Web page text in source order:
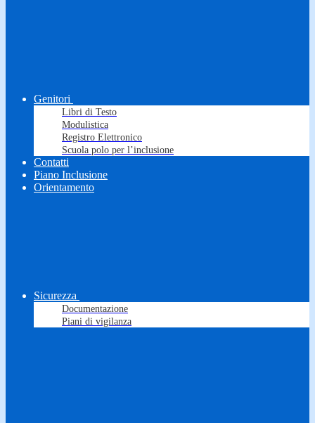
Genitori
Libri di Testo
Modulistica
Registro Elettronico
Scuola polo per l’inclusione
Contatti
Piano Inclusione
Orientamento
Sicurezza
Documentazione
Piani di vigilanza